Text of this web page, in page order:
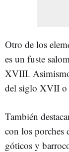
Otro de los
es un fuste
XVIII.
del siglo XVII
También
con los porches
góticos y